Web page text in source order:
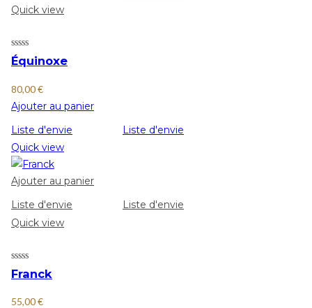
Quick view
Équinoxe
80,00€
Ajouter au panier
Liste d'envie
Liste d'envie
Quick view
Ajouter au panier
Liste d'envie
Liste d'envie
Quick view
Franck
55,00€